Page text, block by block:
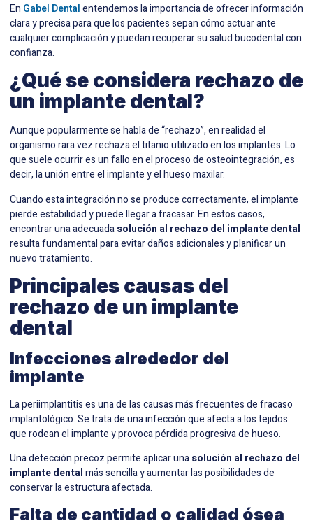
En Gabel Dentalentendemos la importancia de ofrecer información
clara y precisa para que los pacientes sepan cómo actuar ante
cualquier complicación y puedan recuperar su salud bucodental con
confianza.
¿Qué se considera rechazo de
un implante dental?
Aunque popularmente se habla de “rechazo”, en realidad el
organismo rara vez rechaza el titanio utilizado en los implantes. Lo
que suele ocurrir es un fallo en el proceso de osteointegración, es
decir, la unión entre el implante y el hueso maxilar.
Cuando esta integración no se produce correctamente, el implante
pierde estabilidad y puede llegar a fracasar. En estos casos,
encontrar una adecuadasolución al rechazo del implante dental
resulta fundamental para evitar daños adicionales y planificar un
nuevo tratamiento.
Principales causas del
rechazo de un implante
dental
Infecciones alrededor del
implante
La periimplantitis es una de las causas más frecuentes de fracaso
implantológico. Se trata de una infección que afecta a los tejidos
que rodean el implante y provoca pérdida progresiva de hueso.
Una detección precoz permite aplicar unasolución al rechazo del
implante dentalmás sencilla y aumentar las posibilidades de
conservar la estructura afectada.
Falta de cantidad o calidad ósea